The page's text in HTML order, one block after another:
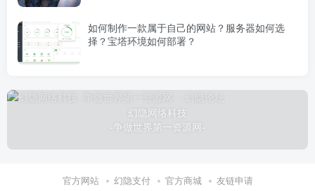
如何制作一款属于自己的网站？服务器如何选
择？宝塔环境如何部署？
幻隐网络科技
-争做世界第一资源网-
官方网站 幻隐支付 官方商城 友链申请